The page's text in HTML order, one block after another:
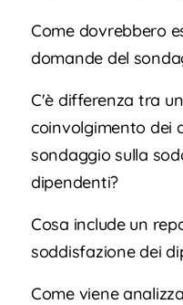
Come dovrebbero
domande del
C'è differenza tra
coinvolgimento dei
sondaggio sulla
dipendenti?
Cosa include un
soddisfazione dei
Come viene